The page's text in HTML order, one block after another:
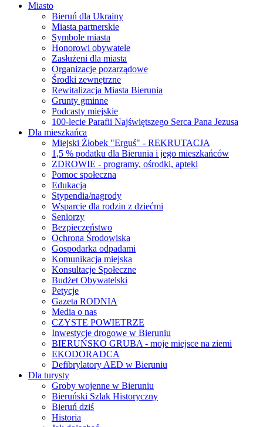
Miasto
Bieruń dla Ukrainy
Miasta partnerskie
Symbole miasta
Honorowi obywatele
Zasłużeni dla miasta
Organizacje pozarządowe
Środki zewnętrzne
Rewitalizacja Miasta Bierunia
Grunty gminne
Podcasty miejskie
100-lecie Parafii Najświętszego Serca Pana Jezusa
Dla mieszkańca
Miejski Żłobek "Erguś" - REKRUTACJA
1,5 % podatku dla Bierunia i jego mieszkańców
ZDROWIE - programy, ośrodki, apteki
Pomoc społeczna
Edukacja
Stypendia/nagrody
Wsparcie dla rodzin z dziećmi
Seniorzy
Bezpieczeństwo
Ochrona Środowiska
Gospodarka odpadami
Komunikacja miejska
Konsultacje Społeczne
Budżet Obywatelski
Petycje
Gazeta RODNIA
Media o nas
CZYSTE POWIETRZE
Inwestycje drogowe w Bieruniu
BIERUŃSKO GRUBA - moje miejsce na ziemi
EKODORADCA
Defibrylatory AED w Bieruniu
Dla turysty
Groby wojenne w Bieruniu
Bieruński Szlak Historyczny
Bieruń dziś
Historia